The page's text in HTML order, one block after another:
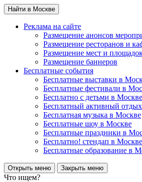
Найти в Москве
Реклама на сайте
Размещение анонсов
Размещение ресторанов и
Размещение мест и
Размещение баннеров
Бесплатные события
Бесплатные выставки в
Бесплатные фестивали в
Бесплатно с детьми в Москве
Бесплатный активный
Бесплатная музыка в Москве
Бесплатные шоу в Москве
Бесплатные праздники в
Бесплатно! стендап в Москве
Бесплатные образование в
Открыть меню Закрыть меню
Что ищем?